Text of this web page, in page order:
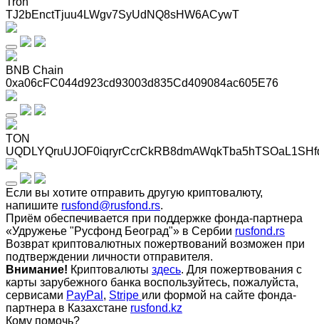
TJ2bEnctTjuu4LWgv7SyUdNQ8sHW6ACywT
BNB Chain
0xa06cFC044d923cd93003d835Cd409084ac605E76
TON
Если вы хотите отправить другую криптовалюту,
напишите rusfond@rusfond.rs.
Приём обеспечивается при поддержке фонда-партнера
«Удружење "Русфонд Београд"» в Сербии rusfond.rs
Возврат криптовалютных пожертвований возможен при
подтверждении личности отправителя.
Внимание! Криптовалюты здесь. Для пожертвования с
карты зарубежного банка воспользуйтесь, пожалуйста,
сервисами PayPal , Stripe или формой на сайте фонда-
партнера в Казахстане rusfond.kz
Кому помочь?